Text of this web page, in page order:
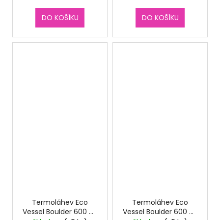
DO KOŠÍKU DO KOŠÍKU
Termoláhev Eco
Vessel Boulder 600 ml
Termoláhev Eco
Vessel Boulder 600 ml